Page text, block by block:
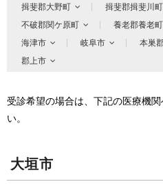
揖斐郡大野町
揖斐郡揖斐川町
不破郡関ケ原町
養老郡養老町
海津市
岐阜市 本巣
郡上市
受診希望の場合は、下記の医療機
い。
大垣市